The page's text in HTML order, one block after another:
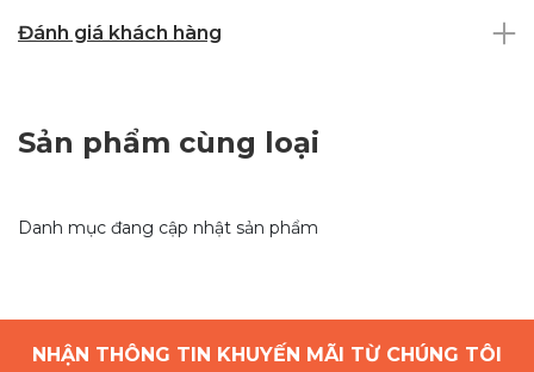
Đánh giá khách hàng
Sản phẩm cùng loại
Danh mục đang cập nhật sản phẩm
NHẬN THÔNG TIN KHUYẾN MÃI TỪ CHÚNG TÔI